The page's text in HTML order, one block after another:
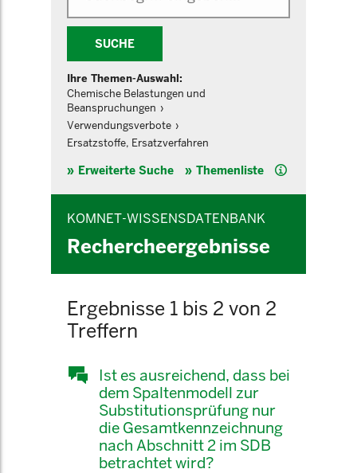
SUCHE
Ihre Themen-Auswahl:
Chemische Belastungen und
Beanspruchungen
Verwendungsverbote
Ersatzstoffe, Ersatzverfahren
Erweiterte Suche Themenliste Hilfe
KOMNET-WISSENSDATENBANK
Rechercheergebnisse
Ergebnisse 1 bis 2 von 2
Treffern
Ist es ausreichend, dass bei
dem Spaltenmodell zur
Substitutionsprüfung nur
die Gesamtkennzeichnung
nach Abschnitt 2 im SDB
betrachtet wird?